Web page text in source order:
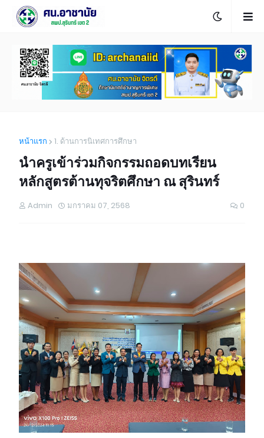
หน้าแรก 1. ด้านการนิเทศการศึกษา
นำครูเข้าร่วมกิจกรรมถอดบทเรียน
หลักสูตรต้านทุจริตศึกษา ณ สุรินทร์
Admin มกราคม 07, 2568 0